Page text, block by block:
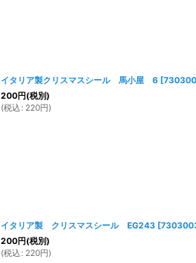
イタリア製クリスマスシール 馬小屋 6 [
200円(税別)
(税込 : 220円)
イタリア製 クリスマスシール EG243 [
200円(税別)
(税込 : 220円)